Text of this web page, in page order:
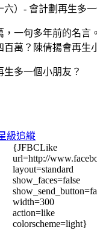
六）- 會計劃再生多
一句多年前的名言
萬？陳倩揚會再生
多一個小朋友？
級追縱
{JFBCLike
url=http://
layout=standard
show_faces=false
width=300
action=like
colorscheme=light}